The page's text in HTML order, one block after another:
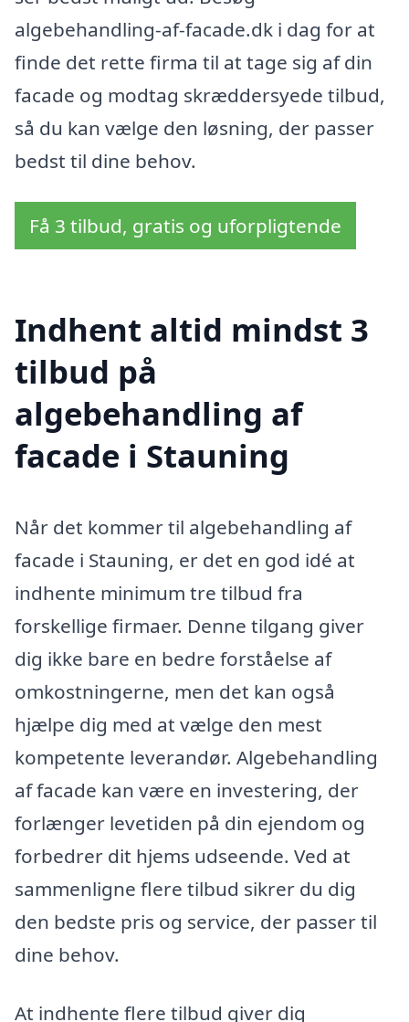
algebehandling-af-facade.dk i dag for at
finde det rette firma til at tage sig af din
facade og modtag skræddersyede tilbud,
så du kan vælge den løsning, der passer
bedst til dine behov.
Få 3 tilbud, gratis og uforpligtende
Indhent altid mindst 3
tilbud på
algebehandling af
facade i Stauning
Når det kommer til algebehandling af
facade i Stauning, er det en god idé at
indhente minimum tre tilbud fra
forskellige firmaer. Denne tilgang giver
dig ikke bare en bedre forståelse af
omkostningerne, men det kan også
hjælpe dig med at vælge den mest
kompetente leverandør. Algebehandling
af facade kan være en investering, der
forlænger levetiden på din ejendom og
forbedrer dit hjems udseende. Ved at
sammenligne flere tilbud sikrer du dig
den bedste pris og service, der passer til
dine behov.
At indhente flere tilbud giver dig